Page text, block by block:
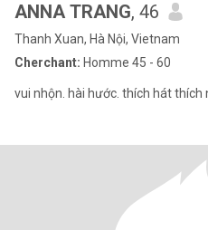
ANNA TRANG, 46
Thanh Xuan, Hà Nội, Vietnam
Cherchant: Homme 45 - 60
vui nhộn.